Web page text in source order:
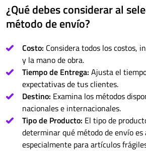
¿Qué debes considerar al
método de envío?
Costo: Considera todos los costos,
y la mano de obra.
Tiempo de Entrega: Ajusta el
expectativas de tus clientes.
Destino: Examina los métodos
nacionales e internacionales.
Tipo de Producto: El tipo de
determinar qué método de envío es
especialmente para artículos